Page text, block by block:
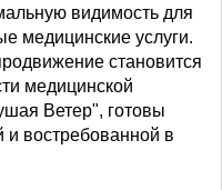
видимость для
медицинские услуги.
становится
медицинской
Ветер", готовы
и востребованной в